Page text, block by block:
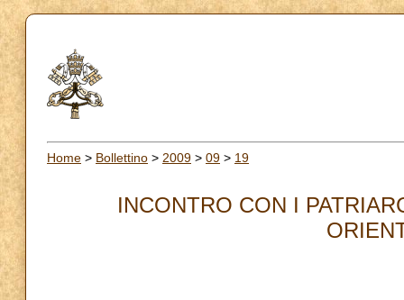
Home > Bollettino > 2009 > 09 > 19
INCONTRO CON I